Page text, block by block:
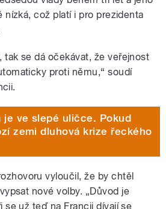
nízká, což platí i pro prezidenta
tak se dá očekávat, že veřejnost
proti němu,“ soudí
je ve slepé uličce. Pokud
zemi dluhová krize řeckého
vyloučil, že by chtěl
nové volby. „Důvod je
se už teď na Francii dívají se